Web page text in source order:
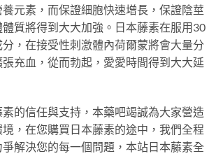
元素，而保證細胞快速增長，保證陰莖
質將得到大大加強。日本藤素在服用30
，在接受性刺激體內荷爾蒙將會大量分
充血，從而勃起，愛愛時間得到大大延
的信任與支持，本藥吧竭誠為大家營造
，在您購買日本藤素的途中，我們全程
解決您的每一個問題，本站日本藤素全